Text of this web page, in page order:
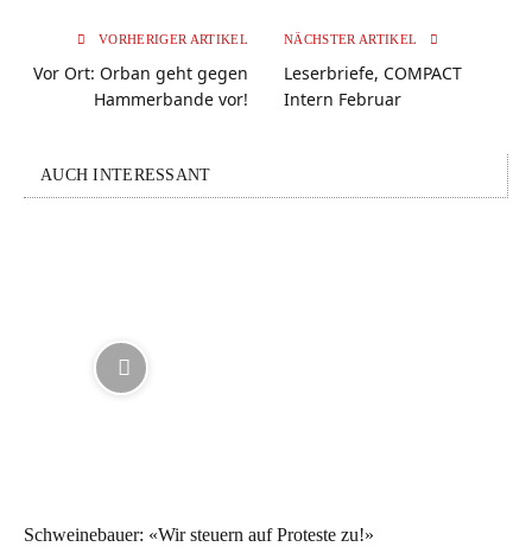
VORHERIGER ARTIKEL
Vor Ort: Orban geht gegen
Hammerbande vor!
NÄCHSTER ARTIKEL
Leserbriefe, COMPACT
Intern Februar
AUCH INTERESSANT
Schweinebauer: «Wir steuern auf Proteste zu!»